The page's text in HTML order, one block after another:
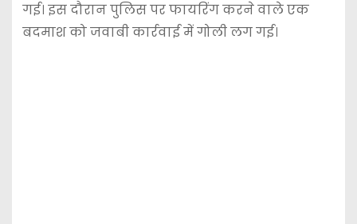
गई। इस दौरान पुलिस पर फायरिंग करने वाले एक
बदमाश को जवाबी कार्रवाई में गोली लग गई।